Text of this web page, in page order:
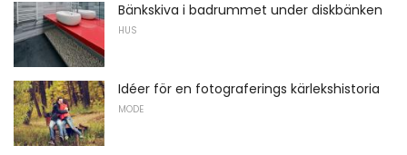
Bänkskiva i badrummet under diskbänken
HUS
Idéer för en fotograferings kärlekshistoria
MODE